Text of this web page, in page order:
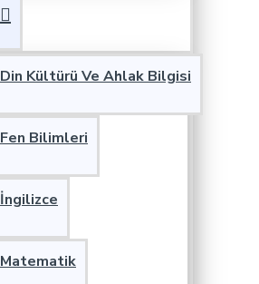
Din Kültürü Ve Ahlak Bilgisi
Fen Bilimleri
İngilizce
Matematik